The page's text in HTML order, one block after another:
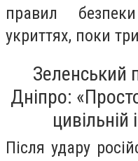
правил
укриттях, поки
Зеленський
Дніпро:
цивільній
Після удару